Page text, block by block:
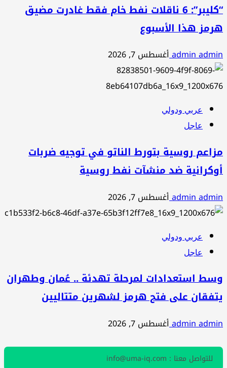
“كليبر”: 6 ناقلات نفط خام فقط غادرت مضيق
هرمز هذا الأسبوع
admin adminأغسطس 7, 2026
عربي ودولي
عاجل
مزاعم روسية بتورط الناتو في توجيه ضربات
أوكرانية ضد منشآت نفط روسية
admin adminأغسطس 7, 2026
عربي ودولي
عاجل
وسط استعدادات لمرحلة تهدئة .. عُمان وطهران
يتفقان على فتح هرمز لشهرين متتاليين
admin adminأغسطس 7, 2026
للتواصل معنا : info@uma-iq.com